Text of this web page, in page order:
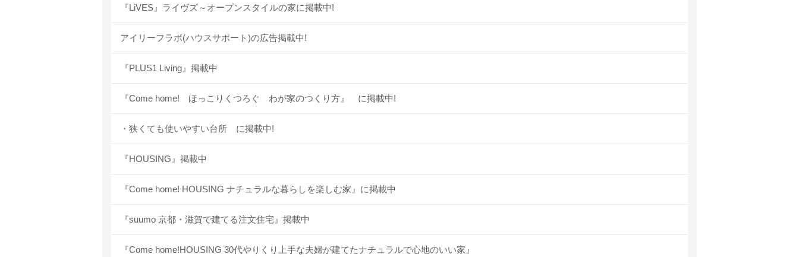
『LiVES』ライヴズ～オープンスタイルの家に掲載中!
アイリーフラボ(ハウスサポート)の広告掲載中!
『PLUS1 Living』掲載中
『Come home! ほっこりくつろぐ わが家のつくり方』 に掲載中!
・狭くても使いやすい台所 に掲載中!
『HOUSING』掲載中
『Come home! HOUSING ナチュラルな暮らしを楽しむ家』に掲載中
『suumo 京都・滋賀で建てる注文住宅』掲載中
『Come home!HOUSING 30代やりくり上手な夫婦が建てたナチュラルで心地のいい家』